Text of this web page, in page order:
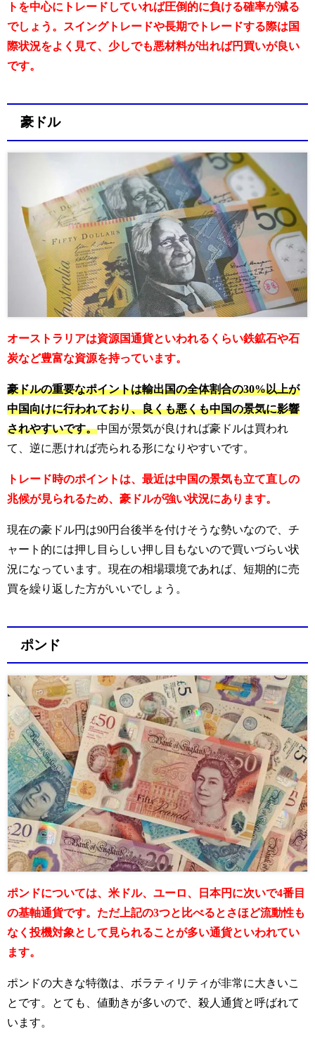
トを中心にトレードしていれば圧倒的に負ける確率が減る
でしょう。スイングトレードや長期でトレードする際は国
際状況をよく見て、少しでも悪材料が出れば円買いが良い
です。
豪ドル
オーストラリアは資源国通貨といわれるくらい鉄鉱石や石
炭など豊富な資源を持っています。
豪ドルの重要なポイントは輸出国の全体割合の30%以上が
中国向けに行われており、良くも悪くも中国の景気に影響
されやすいです。中国が景気が良ければ豪ドルは買われ
て、逆に悪ければ売られる形になりやすいです。
トレード時のポイントは、最近は中国の景気も立て直しの
兆候が見られるため、豪ドルが強い状況にあります。
現在の豪ドル円は90円台後半を付けそうな勢いなので、チ
ャート的には押し目らしい押し目もないので買いづらい状
況になっています。 現在の相場環境であれば、短期的に売
買を繰り返した方がいいでしょう。
ポンド
ポンドについては、米ドル、ユーロ、日本円に次いで4番目
の基軸通貨です。ただ上記の3つと比べるとさほど流動性も
なく投機対象として見られることが多い通貨といわれてい
ます。
ポンドの大きな特徴は、ボラティリティが非常に大きいこ
とです。
とても、値動きが多いので、殺人通貨と呼ばれて
います。